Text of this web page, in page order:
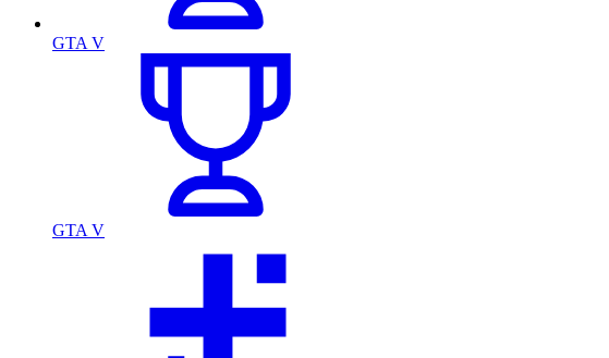
GTA V
GTA V